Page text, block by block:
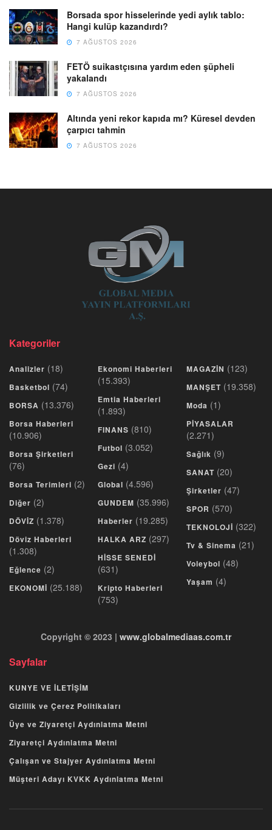
Borsada spor hisselerinde yedi aylık tablo:
Hangi kulüp kazandırdı?
7 AĞUSTOS 2026
FETÖ suikastçısına yardım eden şüpheli
yakalandı
7 AĞUSTOS 2026
Altında yeni rekor kapıda mı? Küresel devden
çarpıcı tahmin
7 AĞUSTOS 2026
Kategoriler
Analizler (18)
Basketbol (74)
BORSA (13.376)
Borsa Haberleri
(10.906)
Borsa Şirketleri
(76)
Borsa Terimleri (2)
Diğer (2)
DÖVİZ (1.378)
Döviz Haberleri
(1.308)
Eğlence (2)
EKONOMİ (25.188)
Ekonomi Haberleri
(15.393)
Emtia Haberleri
(1.893)
FINANS (810)
Futbol (3.052)
Gezi (4)
Global (4.596)
GUNDEM (35.996)
Haberler (19.285)
HALKA ARZ (297)
HİSSE SENEDİ
(631)
Kripto Haberleri
(753)
MAGAZİN (123)
MANŞET (19.358)
Moda (1)
PİYASALAR
(2.271)
Sağlık (9)
SANAT (20)
Şirketler (47)
SPOR (570)
TEKNOLOJİ (322)
Tv & Sinema (21)
Voleybol (48)
Yaşam (4)
Copyright © 2023 | www.globalmediaas.com.tr
Sayfalar
KUNYE VE İLETİŞİM
Gizlilik ve Çerez Politikaları
Üye ve Ziyaretçi Aydınlatma Metni
Ziyaretçi Aydınlatma Metni
Çalışan ve Stajyer Aydınlatma Metni
Müşteri Adayı KVKK Aydınlatma Metni